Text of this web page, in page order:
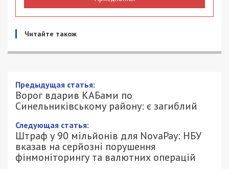
Читайте також
Предыдущая статья:
Ворог вдарив КАБами по
Синельниківському району: є загиблий
Следующая статья:
Штраф у 90 мільйонів для NovaPay: НБУ
вказав на серйозні порушення
фінмоніторингу та валютних операцій